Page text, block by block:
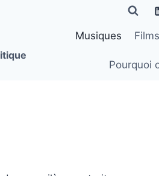
Musiques Films
Pourquoi